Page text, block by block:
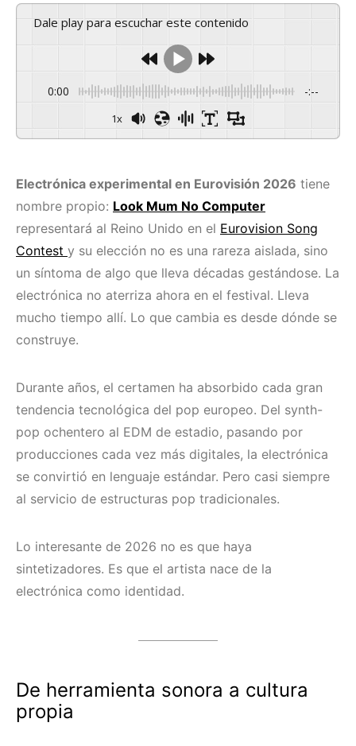
Dale play para escuchar este contenido
0:00 -:--
1x
Electrónica experimental en Eurovisión 2026 tiene
nombre propio: Look Mum No Computer
representará al Reino Unido en el Eurovision Song
Contest y su elección no es una rareza aislada, sino
un síntoma de algo que lleva décadas gestándose. La
electrónica no aterriza ahora en el festival. Lleva
mucho tiempo allí. Lo que cambia es desde dónde se
construye.
Durante años, el certamen ha absorbido cada gran
tendencia tecnológica del pop europeo. Del synth-
pop ochentero al EDM de estadio, pasando por
producciones cada vez más digitales, la electrónica
se convirtió en lenguaje estándar. Pero casi siempre
al servicio de estructuras pop tradicionales.
Lo interesante de 2026 no es que haya
sintetizadores. Es que el artista nace de la
electrónica como identidad.
De herramienta sonora a cultura
propia